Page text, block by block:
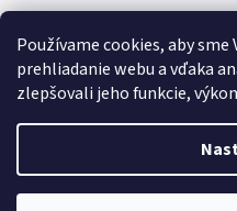
Používame cookies, aby
prehliadanie webu a vďaka
zlepšovali jeho funkcie,
Copyright 2026